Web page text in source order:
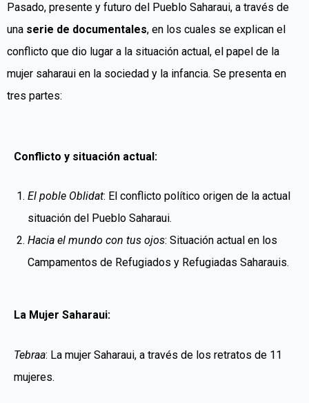
Pasado, presente y futuro del Pueblo Saharaui, a través de
una serie de documentales, en los cuales se explican el
conflicto que dio lugar a la situación actual, el papel de la
mujer saharaui en la sociedad y la infancia. Se presenta en
tres partes:
Conflicto y situación actual:
El poble Oblidat: El conflicto político origen de la actual
situación del Pueblo Saharaui.
Hacia el mundo con tus ojos: Situación actual en los
Campamentos de Refugiados y Refugiadas Saharauis.
La Mujer Saharaui:
Tebraa: La mujer Saharaui, a través de los retratos de 11
mujeres.